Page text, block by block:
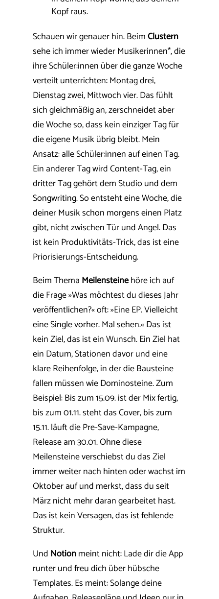
Kopf raus.
Schauen wir genauer hin. BeimClustern
sehe ich immer wieder Musikerinnen*, die
ihre Schüler:innen über die ganze Woche
verteilt unterrichten: Montag drei,
Dienstag zwei, Mittwoch vier. Das fühlt
sich gleichmäßig an, zerschneidet aber
die Woche so, dass kein einziger Tag für
die eigene Musik übrig bleibt. Mein
Ansatz: alle Schüler:innen auf einen Tag.
Ein anderer Tag wird Content-Tag, ein
dritter Tag gehört dem Studio und dem
Songwriting. So entsteht eine Woche, die
deiner Musik schon morgens einen Platz
gibt, nicht zwischen Tür und Angel. Das
ist kein Produktivitäts-Trick, das ist eine
Priorisierungs-Entscheidung.
Beim Thema Meilensteinehöre ich auf
die Frage »Was möchtest du dieses Jahr
veröffentlichen?« oft: »Eine EP. Vielleicht
eine Single vorher. Mal sehen.« Das ist
kein Ziel, das ist ein Wunsch. Ein Ziel hat
ein Datum, Stationen davor und eine
klare Reihenfolge, in der die Bausteine
fallen müssen wie Dominosteine. Zum
Beispiel: Bis zum 15.09. ist der Mix fertig,
bis zum 01.11. steht das Cover, bis zum
15.11. läuft die Pre-Save-Kampagne,
Release am 30.01. Ohne diese
Meilensteine verschiebst du das Ziel
immer weiter nach hinten oder wachst im
Oktober auf und merkst, dass du seit
März nicht mehr daran gearbeitet hast.
Das ist kein Versagen, das ist fehlende
Struktur.
Und Notionmeint nicht: Lade dir die App
runter und freu dich über hübsche
Templates. Es meint: Solange deine